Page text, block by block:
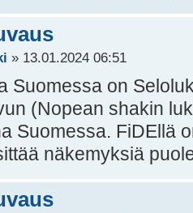
» 13.01.2024 06:51
Suomessa on
(Nopean shakin
Suomessa. FiDEllä
näkemyksiä